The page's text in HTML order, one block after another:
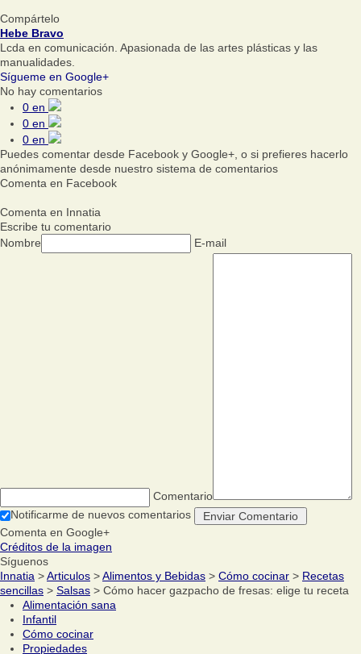
Compártelo
Hebe Bravo
Lcda en comunicación. Apasionada de las artes plásticas y las
manualidades.
Sígueme en Google+
No hay comentarios
0 en
0 en
0 en
Puedes comentar desde Facebook y Google+, o si prefieres hacerlo
anónimamente desde nuestro sistema de comentarios
Comenta en Facebook
Comenta en Innatia
Escribe tu comentario
Nombre
E-mail
Comentario
Notificarme de nuevos comentarios
Comenta en Google+
Créditos de la imagen
Síguenos
Innatia >Articulos >Alimentos y Bebidas > Cómo cocinar > Recetas
sencillas > Salsas > Cómo hacer gazpacho de fresas: elige tu receta
Alimentación sana
Infantil
Cómo cocinar
Propiedades